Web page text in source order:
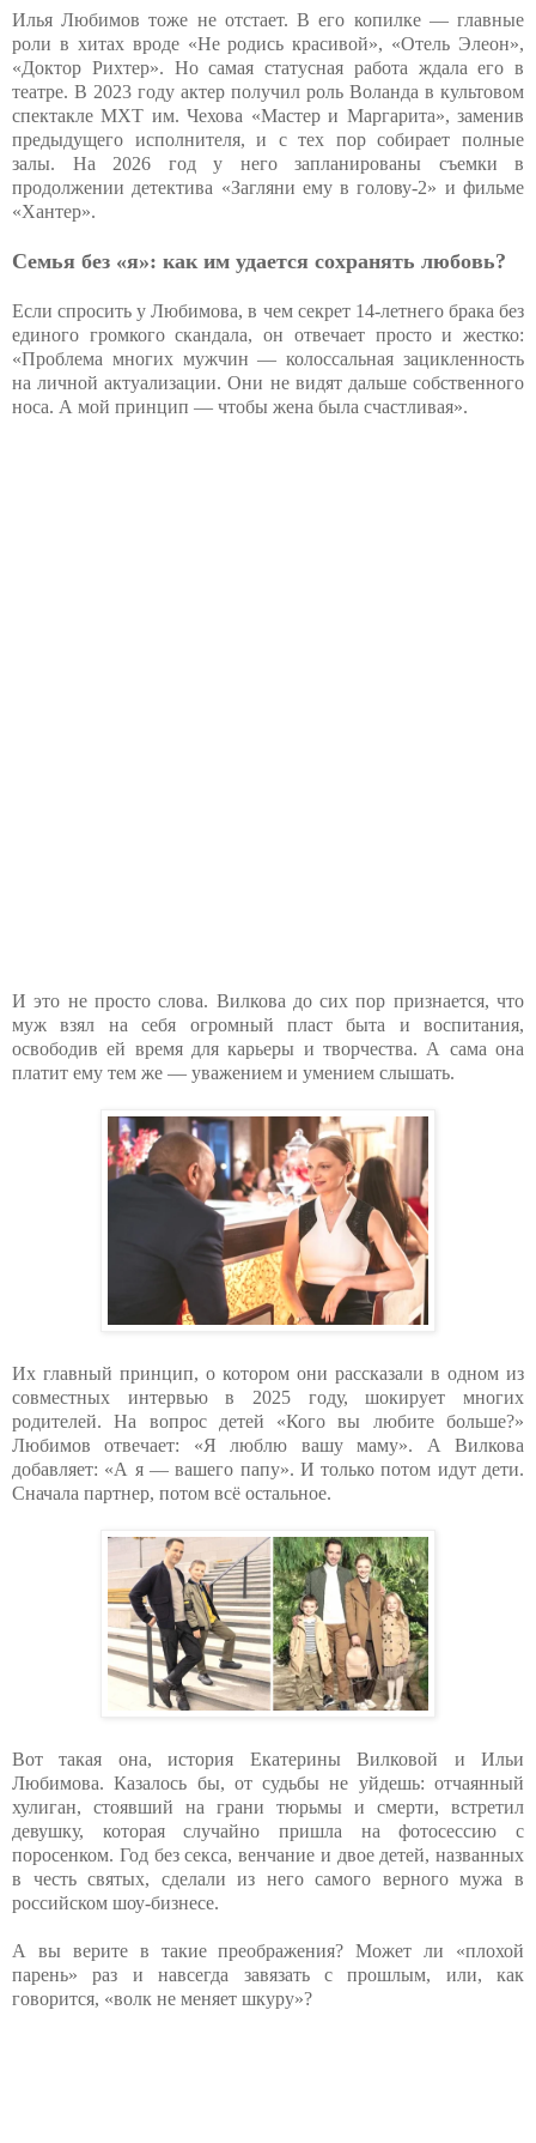
Илья Любимов тоже не отстает. В его копилке — главные
роли в хитах вроде «Не родись красивой», «Отель Элеон»,
«Доктор Рихтер». Но самая статусная работа ждала его в
театре. В 2023 году актер получил роль Воланда в культовом
спектакле МХТ им. Чехова «Мастер и Маргарита», заменив
предыдущего исполнителя, и с тех пор собирает полные
залы. На 2026 год у него запланированы съемки в
продолжении детектива «Загляни ему в голову-2» и фильме
«Хантер».
Семья без «я»: как им удается сохранять любовь?
Если спросить у Любимова, в чем секрет 14-летнего брака без
единого громкого скандала, он отвечает просто и жестко:
«Проблема многих мужчин — колоссальная зацикленность
на личной актуализации. Они не видят дальше собственного
носа. А мой принцип — чтобы жена была счастливая».
И это не просто слова. Вилкова до сих пор признается, что
муж взял на себя огромный пласт быта и воспитания,
освободив ей время для карьеры и творчества. А сама она
платит ему тем же — уважением и умением слышать.
Их главный принцип, о котором они рассказали в одном из
совместных интервью в 2025 году, шокирует многих
родителей. На вопрос детей «Кого вы любите больше?»
Любимов отвечает: «Я люблю вашу маму». А Вилкова
добавляет: «А я — вашего папу». И только потом идут дети.
Сначала партнер, потом всё остальное.
Вот такая она, история Екатерины Вилковой и Ильи
Любимова. Казалось бы, от судьбы не уйдешь: отчаянный
хулиган, стоявший на грани тюрьмы и смерти, встретил
девушку, которая случайно пришла на фотосессию с
поросенком. Год без секса, венчание и двое детей, названных
в честь святых, сделали из него самого верного мужа в
российском шоу-бизнесе.
А вы верите в такие преображения? Может ли «плохой
парень» раз и навсегда завязать с прошлым, или, как
говорится, «волк не меняет шкуру»?